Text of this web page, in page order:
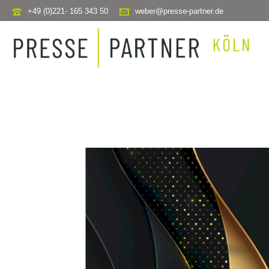
+49 (0)221- 165 343 50 weber@presse-partner.de